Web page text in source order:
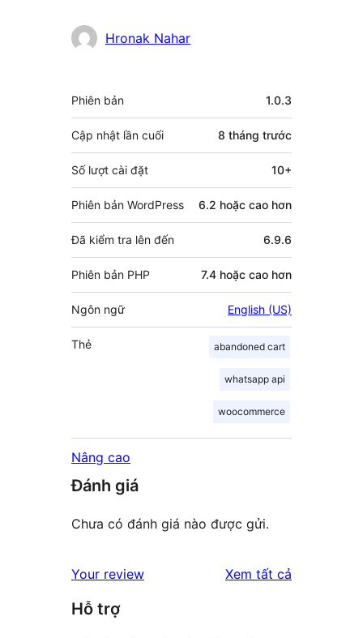
Hronak Nahar
Meta
Phiên bản 1.0.3
Cập nhật lần cuối 8 tháng trước
Số lượt cài đặt 10+
Phiên bản WordPress 6.2 hoặc cao hơn
Đã kiểm tra lên đến 6.9.6
Phiên bản PHP 7.4 hoặc cao hơn
Ngôn ngữ English (US)
Thẻ abandoned cart
whatsapp api
woocommerce
Nâng cao
Đánh giá
Chưa có đánh giá nào được gửi.
Your review Xem tất cả
Hỗ trợ